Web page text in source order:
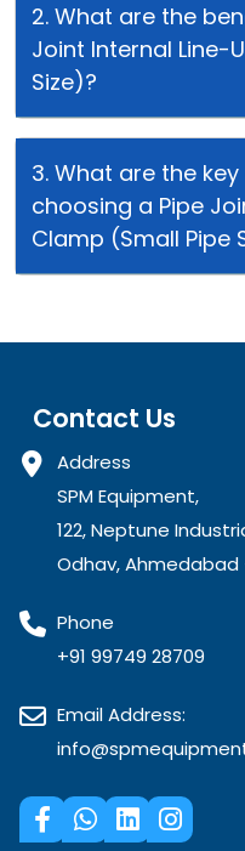
2. What are the
Joint Internal Line-
Size)?
3. What are the
choosing a Pipe
Clamp (Small Pipe
Contact Us
Address
SPM Equipment,
122, Neptune
Odhav, Ahmedabad
Phone
+91 99749 28709
Email Address: